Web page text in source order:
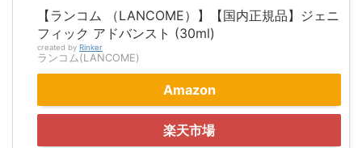
【ランコム （LANCOME）】【国内正規品】ジェニ
フィック アドバンスト (30ml)
created by Rinker
ランコム(LANCOME)
Amazon
楽天市場